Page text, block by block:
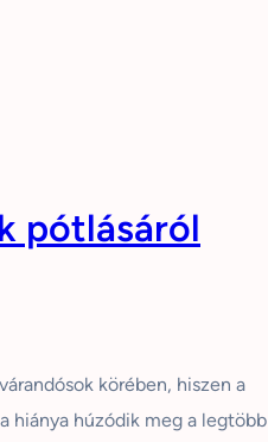
pótlásáról
körében, hiszen a
hiánya húzódik meg a legtöbb